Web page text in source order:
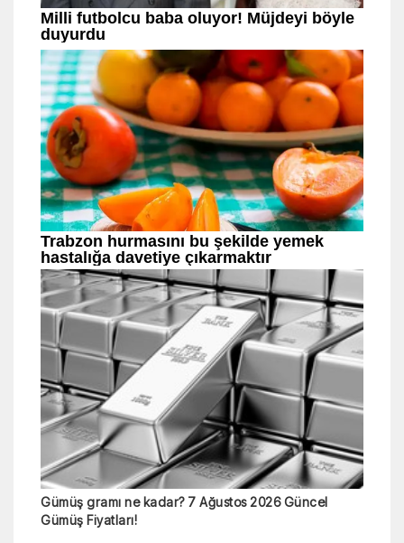
Gümüş gramı ne kadar? 7 Ağustos 2026 Güncel
Gümüş Fiyatları!